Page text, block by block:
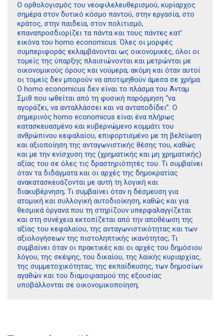
Ο ορθολογισµός του νεοφιλελευθερισµού, κυρίαρχος
σηµέρα στον δυτικό κόσµο παντού, στην εργασία, στο
κράτος, στην παιδεία, στον πολιτισµό,
επαναπροσδιορίζει τα πάντα και τους πάντες κατ’
εικόνα του homo economicus. Όλες οι µορφές
συµπεριφοράς εκλαµβάνονται ως οικονοµικές, όλοι οι
τοµείς της ύπαρξης πλαισιώνονται και µετρώνται µε
οικονοµικούς όρους και νούµερα, ακόµη και όταν αυτοί
οι τοµείς δεν µπορούν να αποτιµηθούν άµεσα σε χρήµα.
Ο homo economicus δεν είναι το πλάσµα του Άνταµ
Σµιθ που ωθείται από τη φυσική παρόρµηση “να
αγοράζει, να ανταλλάσσει και να ανταποδίδει”. Ο
σηµερινός homo economicus είναι ένα πλήρως
κατασκευασµένο και κυβερνώµενο κοµµάτι του
ανθρώπινου κεφαλαίου, επιφορτισµένο µε τη βελτίωση
και αξιοποίηση της ανταγωνιστικής θέσης του, καθώς
και µε την ενίσχυση της (χρηµατικής και µη χρηµατικής)
αξίας του σε όλες τις δραστηριότητές του. Τι συµβαίνει
όταν τα διδάγµατα και οι αρχές της δηµοκρατίας
ανακατασκευάζονται µε αυτή τη λογική και
διακυβέρνηση; Τι συµβαίνει όταν η δέσµευση για
ατοµική και συλλογική αυτοδιοίκηση, καθώς και για
θεσµικά όργανα που τη στηρίζουν υπερφαλαγγίζεται
και στη συνέχεια εκτοπίζεται από την αποθέωση της
αξίας του κεφαλαίου, της ανταγωνιστικότητας και των
αξιολογήσεων της πιστοληπτικής ικανότητας; Τι
συµβαίνει όταν οι πρακτικές και οι αρχές του δηµόσιου
λόγου, της σκέψης, του δικαίου, της λαϊκής κυριαρχίας,
της συµµετοχικότητας, της εκπαίδευσης, των δηµοσίων
αγαθών και του διαµοιρασµού της εξουσίας
υποβάλλονται σε οικονοµικοποίηση;